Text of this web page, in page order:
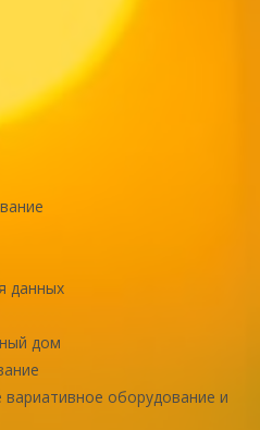
данных
дом
оборудование и